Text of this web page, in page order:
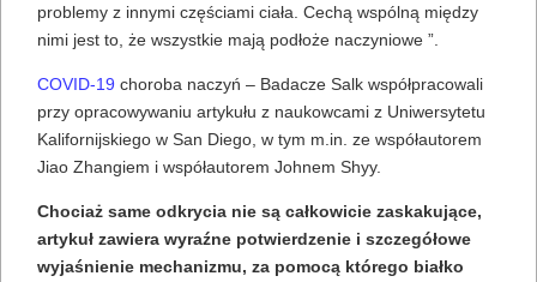
problemy z innymi częściami ciała. Cechą wspólną między
nimi jest to, że wszystkie mają podłoże naczyniowe ”.
COVID-19 choroba naczyń – Badacze Salk współpracowali
przy opracowywaniu artykułu z naukowcami z Uniwersytetu
Kalifornijskiego w San Diego, w tym m.in. ze współautorem
Jiao Zhangiem i współautorem Johnem Shyy.
Chociaż same odkrycia nie są całkowicie zaskakujące,
artykuł zawiera wyraźne potwierdzenie i szczegółowe
wyjaśnienie mechanizmu, za pomocą którego białko